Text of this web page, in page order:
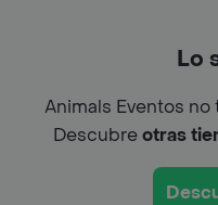
Lo
Animals Eventos
Descubreotras